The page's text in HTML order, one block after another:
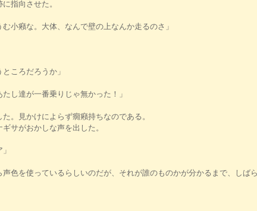
指向させた。
小癪な。大体、なんで壁の上なんか走るのさ」
ころだろうか」
し達が一番乗りじゃ無かった！」
。見かけによらず癇癪持ちなのである。
サがおかしな声を出した。
色を使っているらしいのだが、それが誰のものかが分かるまで、しば